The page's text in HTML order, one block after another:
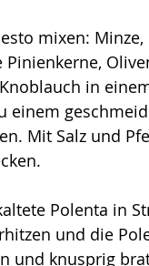
mixen: Minze,
Pinienkerne,
in
einem
Mit Salz und
Polenta in
und die
und knusprig